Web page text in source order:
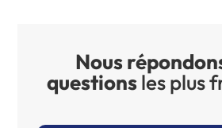
Nous
questionsles plus